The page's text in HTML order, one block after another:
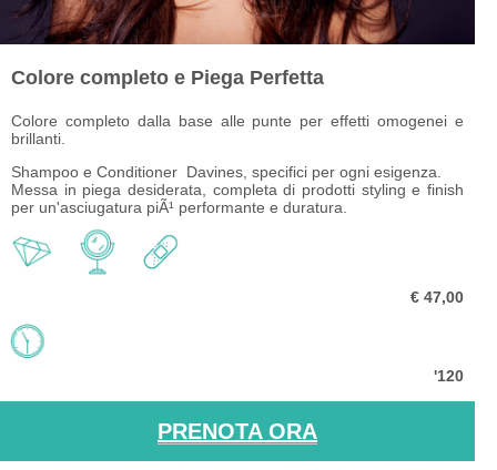
Colore completo e Piega Perfetta
Colore completo dalla base alle punte per effetti omogenei e
brillanti.
Shampoo e Conditioner Davines, specifici per ogni esigenza.
Messa in piega desiderata, completa di prodotti stylinge finish
per un'asciugatura piÃ¹ performante e duratura.
€ 47,00
'120
PRENOTA ORA